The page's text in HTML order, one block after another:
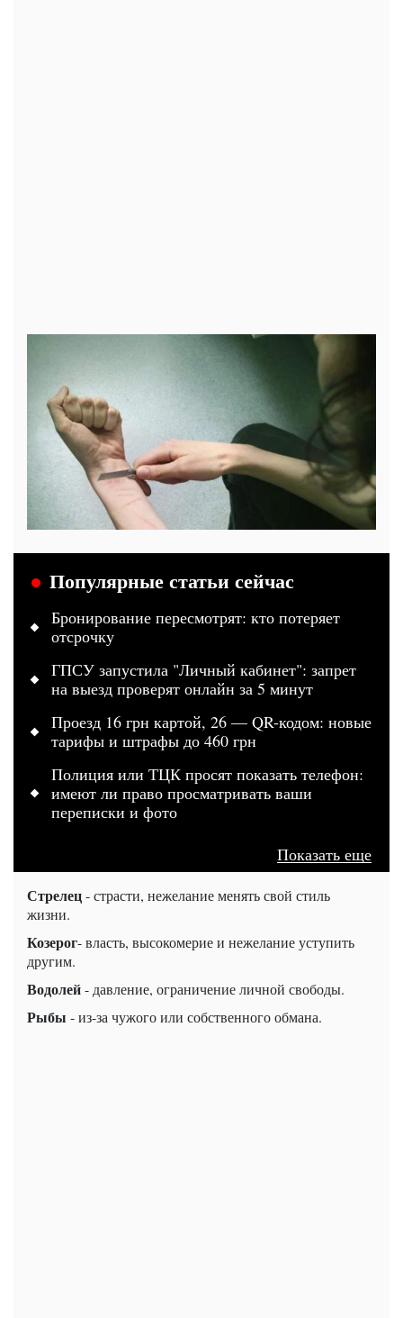
Популярные статьи сейчас
Бронирование пересмотрят: кто потеряет
отсрочку
ГПСУ запустила "Личный кабинет": запрет
на выезд проверят онлайн за 5 минут
Проезд 16 грн картой, 26 — QR-кодом: новые
тарифы и штрафы до 460 грн
Полиция или ТЦК просят показать телефон:
имеют ли право просматривать ваши
переписки и фото
Показать еще
Стрелец- страсти, нежелание менять свой стиль
жизни.
Козерог- власть, высокомерие и нежелание уступить
другим.
Водолей- давление, ограничение личной свободы.
Рыбы - из-за чужого или собственного обмана.